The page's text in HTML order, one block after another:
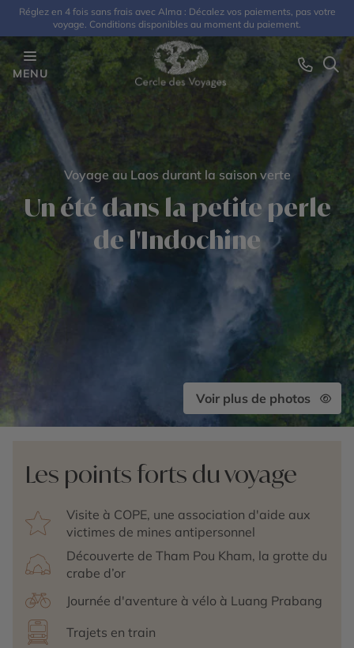
Réglez en 4 fois sans frais avec Alma : Décalez vos paiements, pas votre
voyage. Conditions disponibles au moment du paiement.
MENU
Voyage au Laos durant la saison verte
Un été dans la petite perle
de l'Indochine
Voir plus de photos
Les points forts du voyage
Visite à COPE, une association d'aide aux
victimes de mines antipersonnel
Découverte de Tham Pou Kham, la grotte du
crabe d’or
Journée d'aventure à vélo à Luang Prabang
Trajets en train